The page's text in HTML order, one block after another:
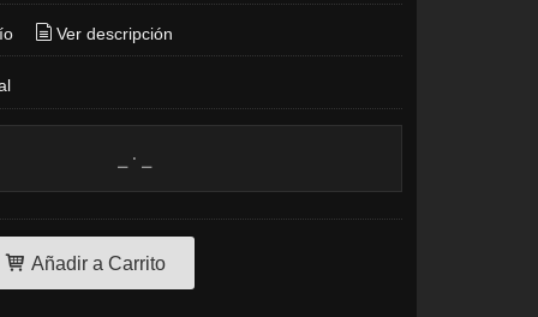
Ver descripción
Añadir a Carrito